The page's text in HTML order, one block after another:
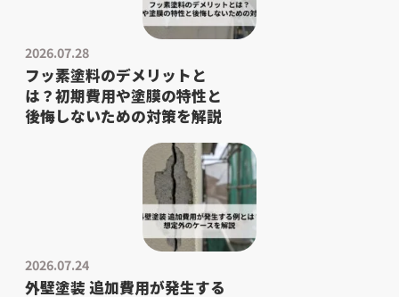
2026.07.28
フッ素塗料のデメリットと
は？初期費用や塗膜の特性と
後悔しないための対策を解説
2026.07.24
外壁塗装 追加費用が発生する